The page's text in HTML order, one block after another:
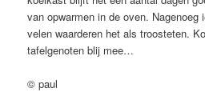
van opwarmen in de oven. Nagenoeg
velen waarderen het als troosteten.
tafelgenoten blij mee…
© paul